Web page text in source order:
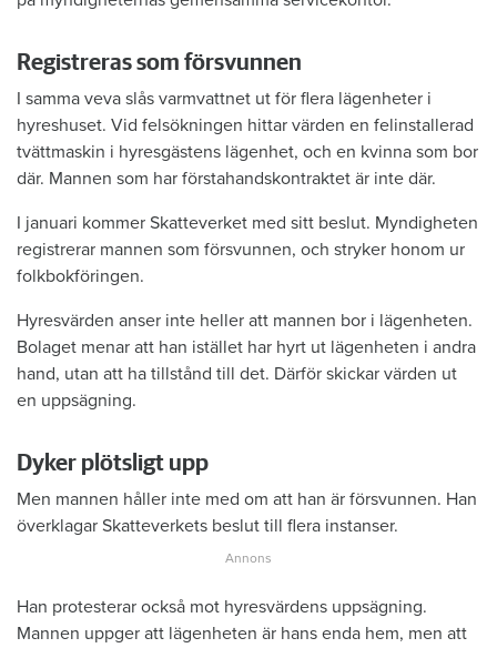
Registreras som försvunnen
I samma veva slås varmvattnet ut för flera lägenheter i
hyreshuset. Vid felsökningen hittar värden en felinstallerad
tvättmaskin i hyresgästens lägenhet, och en kvinna som bor
där. Mannen som har förstahandskontraktet är inte där.
I januari kommer Skatteverket med sitt beslut. Myndigheten
registrerar mannen som försvunnen, och stryker honom ur
folkbokföringen.
Hyresvärden anser inte heller att mannen bor i lägenheten.
Bolaget menar att han istället har hyrt ut lägenheten i andra
hand, utan att ha tillstånd till det. Därför skickar värden ut
en uppsägning.
Dyker plötsligt upp
Men mannen håller inte med om att han är försvunnen. Han
överklagar Skatteverkets beslut till flera instanser.
Han protesterar också mot hyresvärdens uppsägning.
Mannen uppger att lägenheten är hans enda hem, men att